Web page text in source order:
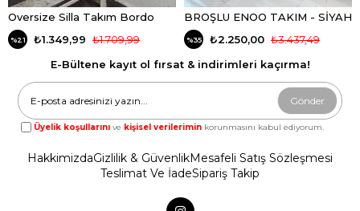
Oversize Silla Takım Bordo
%21 ₺1.349,99 ₺1.709,99
BROŞLU ENOO TAKIM - SİYAH
%35 ₺2.250,00 ₺3.437,49
E-Bültene kayıt ol fırsat & indirimleri kaçırma!
Gönder
Üyelik koşullarını ve kişisel verilerimin korunmasını kabul ediyorum.
HakkimizdaGizlilik & GüvenlikMesafeli Satış Sözleşmesi
Teslimat Ve İadeSipariş Takip